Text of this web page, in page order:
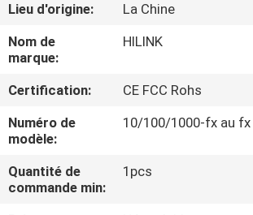
À
PROPOS
DE
NOUS
VISITE
DE
Lieu d'origine:
La Chine
Nom de
marque:
HILINK
Certification:
CE FCC Rohs
Numéro de
modèle:
10/100/1000-fx au fx
Quantité de
commande min:
1pcs